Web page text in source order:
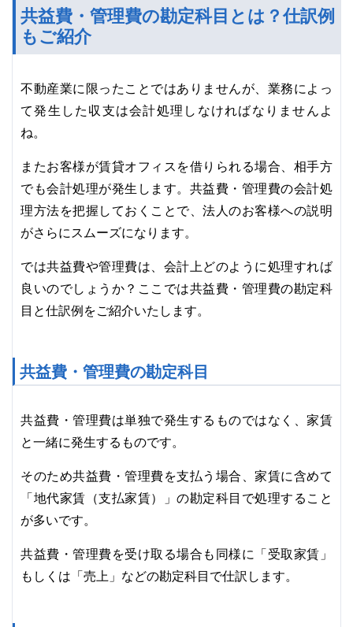
共益費・管理費の勘定科目とは？仕訳例
もご紹介
不動産業に限ったことではありませんが、業務によっ
て発生した収支は会計処理しなければなりませんよ
ね。
またお客様が賃貸オフィスを借りられる場合、相手方
でも会計処理が発生します。共益費・管理費の会計処
理方法を把握しておくことで、法人のお客様への説明
がさらにスムーズになります。
では共益費や管理費は、会計上どのように処理すれば
良いのでしょうか？ここでは共益費・管理費の勘定科
目と仕訳例をご紹介いたします。
共益費・管理費の勘定科目
共益費・管理費は単独で発生するものではなく、家賃
と一緒に発生するものです。
そのため共益費・管理費を支払う場合、家賃に含めて
「地代家賃（支払家賃）」の勘定科目で処理すること
が多いです。
共益費・管理費を受け取る場合も同様に「受取家賃」
もしくは「売上」などの勘定科目で仕訳します。